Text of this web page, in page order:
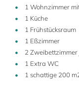
1 Wohnzimmer
1 Küche
1 Frühstücksraum
1 Eßzimmer
2 Zweibettzimmer
1 Extra WC
1 schattige 200